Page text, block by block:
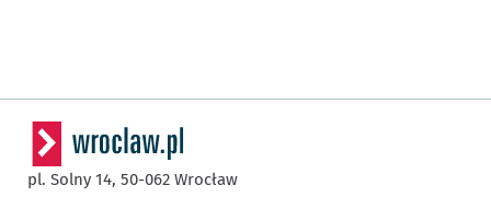
pl. Solny 14, 50-062 Wrocław